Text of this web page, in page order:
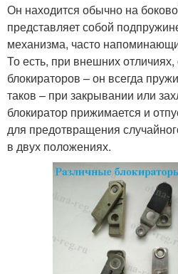
Он находится обычно на
представляет собой
механизма, часто
То есть, при внешних
блокираторов – он всегда
таков – при закрывании или
блокиратор прижимается и
для предотвращения
в двух положениях.